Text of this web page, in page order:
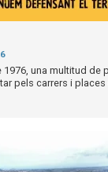
una multitud de
pels carrers i places